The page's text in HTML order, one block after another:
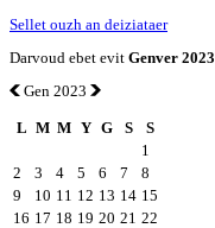
Sellet ouzh an deiziataer
Darvoud ebet evit Genver 2023
Gen 2023
L M M Y G S
S
1
2
3 4 5 6 7
8
9
10 11 12 13 14 15
16 17 18 19 20 21 22